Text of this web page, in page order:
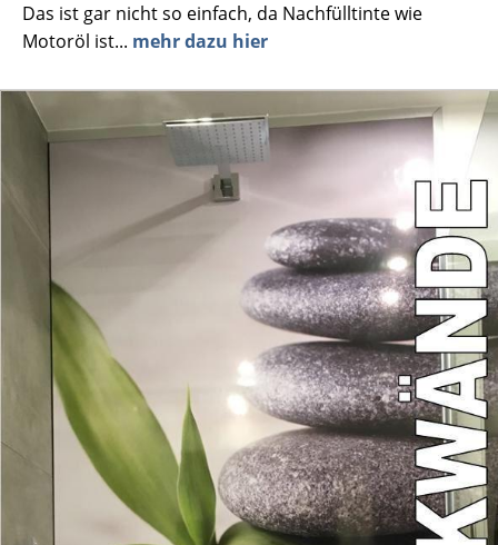
Das ist gar nicht so einfach, da Nachfülltinte wie
Motoröl ist... mehr dazu hier